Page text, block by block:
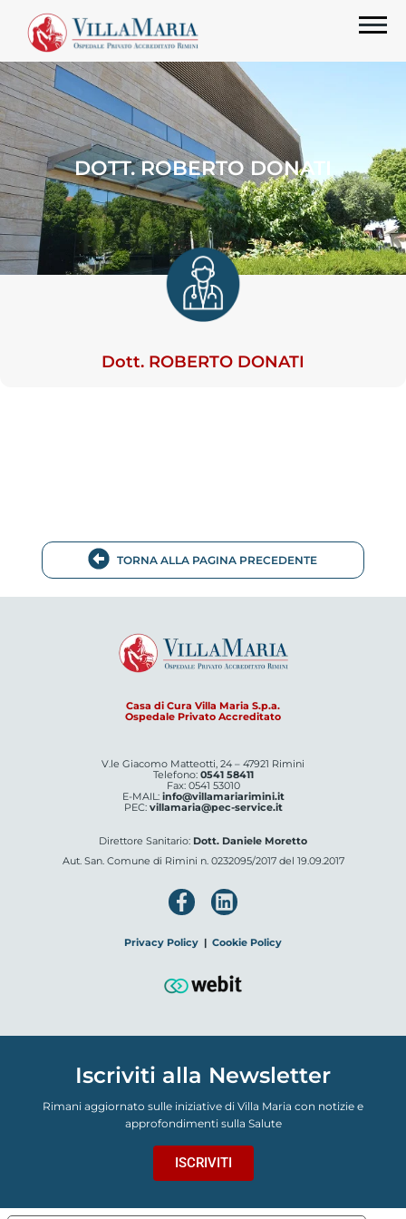
DOTT. ROBERTO DONATI
Dott. ROBERTO DONATI
TORNA ALLA PAGINA PRECEDENTE
Casa di Cura Villa Maria S.p.a.
Ospedale Privato Accreditato
V.le Giacomo Matteotti, 24 – 47921 Rimini
Telefono: 0541 58411
Fax: 0541 53010
E-MAIL: info@villamariarimini.it
PEC: villamaria@pec-service.it
Direttore Sanitario: Dott. Daniele Moretto
Aut. San. Comune di Rimini n. 0232095/2017 del 19.09.2017
Privacy Policy | Cookie Policy
Iscriviti alla Newsletter
Rimani aggiornato sulle iniziative di Villa Maria con notizie e
approfondimenti sulla Salute
ISCRIVITI